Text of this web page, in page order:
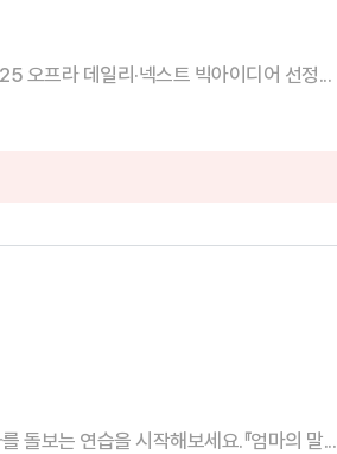
오프라 데일리·넥스트 빅아이디어 선정...
돌보는 연습을 시작해보세요.『엄마의 말...